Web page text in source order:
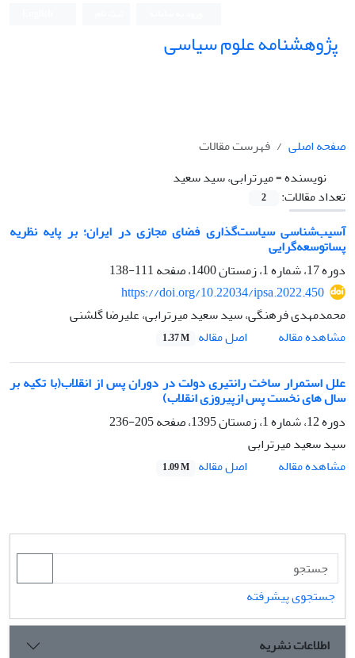
پژوهشنامه علوم سیاسی
صفحه اصلی
فهرست مقالات
نویسنده =میرترابی، سید سعید
تعداد مقالات:
2
آسیب‌شناسی سیاست‌گذاری فضای مجازی در ایران؛ بر پایه نظریه
پسا‌توسعه‌گرایی
دوره 17، شماره 1، زمستان 1400، صفحه
111-138
https://doi.org/10.22034/ipsa.2022.450
محمدمهدی فرهنگی، سید سعید میرترابی، علیرضا گلشنی
مشاهده مقاله
اصل مقاله 1.37 M
علل استمرار ساخت رانتیری دولت در دوران پس از انقلاب(با تکیه بر
سال های نخست پس ازپیروزی انقلاب)
دوره 12، شماره 1، زمستان 1395، صفحه
205-236
سید سعید میرترابی
مشاهده مقاله
اصل مقاله 1.09 M
جستجوی پیشرفته
اطلاعات نشریه